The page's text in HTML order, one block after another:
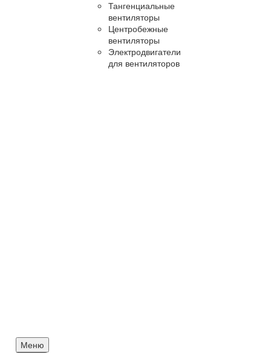
Тангенциальные
вентиляторы
Центробежные
вентиляторы
Электродвигатели
для вентиляторов
Меню